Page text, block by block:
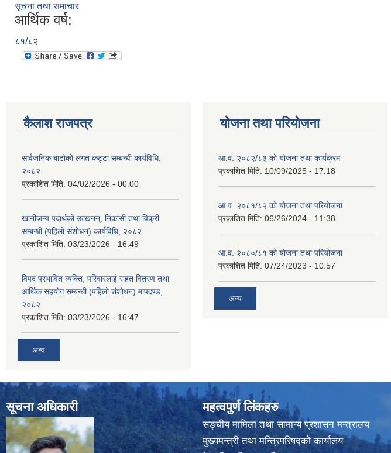
सूचना तथा समाचार
आर्थिक वर्ष:
८१/८२
कैलाश राजपत्र
सार्वजनिक बाटोको लगत कट्टा सम्बन्धी कार्यविधि,
२०८२
प्रकाशित मिति: 04/02/2026 - 00:00
खानीजन्य पदार्थको उत्खनन्, निकासी तथा विक्री
सम्बन्धी (पहिलो संशोधन) कार्यविधि, २०८२
प्रकाशित मिति: 03/23/2026 - 16:49
विपद प्रभावित ब्यक्ति, परिवारलाई राहत वितरण तथा
आर्थिक सहयोग सम्बन्धी (पहिलो शंशोधन) मापदण्ड,
२०८२
प्रकाशित मिति: 03/23/2026 - 16:47
अन्य
योजना तथा परियोजना
आ.व. २०८२/८३ को योजना तथा कार्यक्रम
प्रकाशित मिति: 10/09/2025 - 17:18
आ.व. २०८१/८२ को योजना तथा परियोजना
प्रकाशित मिति: 06/26/2024 - 11:38
आ.व. २०८०/८१ को योजना तथा परियोजना
प्रकाशित मिति: 07/24/2023 - 10:57
अन्य
सूचना अधिकारी महत्वपुर्ण लिंकहरु
सङ्घीय मामिला तथा सामान्य प्रशासन मन्त्रालय
मुख्यमन्त्री तथा मन्त्रिपरिषद्‍को कार्यालय